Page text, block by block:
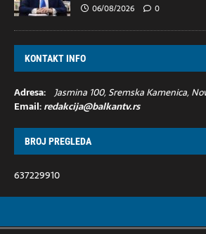
06/08/2026 0
KONTAKT INFO
Adresa: Jasmina 100, Sremska Kamenica,
Email:redakcija@balkantv.rs
BROJ PREGLEDA
637229910